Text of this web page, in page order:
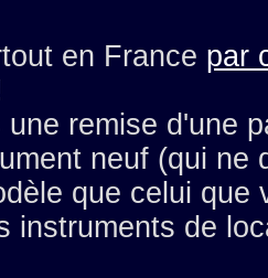
en France par
une remise d'une
neuf (qui ne
que celui que
instruments de